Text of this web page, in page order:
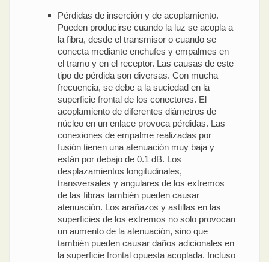
Pérdidas de inserción y de acoplamiento.
Pueden producirse cuando la luz se acopla a
la fibra, desde el transmisor o cuando se
conecta mediante enchufes y empalmes en
el tramo y en el receptor. Las causas de este
tipo de pérdida son diversas. Con mucha
frecuencia, se debe a la suciedad en la
superficie frontal de los conectores. El
acoplamiento de diferentes diámetros de
núcleo en un enlace provoca pérdidas. Las
conexiones de empalme realizadas por
fusión tienen una atenuación muy baja y
están por debajo de 0.1 dB. Los
desplazamientos longitudinales,
transversales y angulares de los extremos
de las fibras también pueden causar
atenuación. Los arañazos y astillas en las
superficies de los extremos no solo provocan
un aumento de la atenuación, sino que
también pueden causar daños adicionales en
la superficie frontal opuesta acoplada. Incluso